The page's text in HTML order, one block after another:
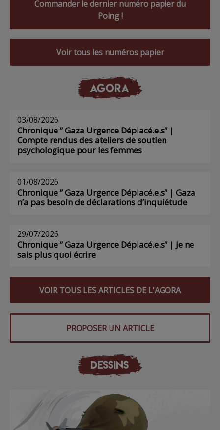
Commander le dernier numéro papier du
Poing !
Voir tous les numéros papier
AGORA
03/08/2026
Chronique ” Gaza Urgence Déplacé.e.s” |
Compte rendus des ateliers de soutien
psychologique pour les femmes
01/08/2026
Chronique ” Gaza Urgence Déplacé.e.s” | Gaza
n’a pas besoin de déclarations d’inquiétude
29/07/2026
Chronique ” Gaza Urgence Déplacé.e.s” | Je ne
sais plus quoi écrire
VOIR TOUS LES ARTICLES DE L'AGORA
PROPOSER UN ARTICLE
DESSINS